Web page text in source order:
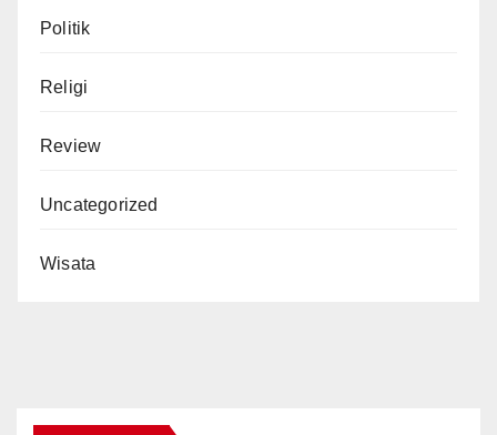
Politik
Religi
Review
Uncategorized
Wisata